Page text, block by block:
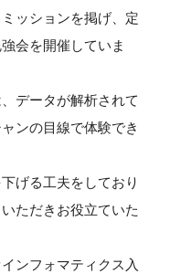
ッションを掲げ、定
会を開催していま
データが解析されて
ンの目線で体験でき
げる工夫をしており
ただきお役立ていた
ンフォマティクス入